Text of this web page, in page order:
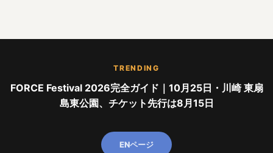
TRENDING
FORCE Festival 2026完全ガイド｜10月25日・川崎 東扇
島東公園、チケット先行は8月15日
ENページ